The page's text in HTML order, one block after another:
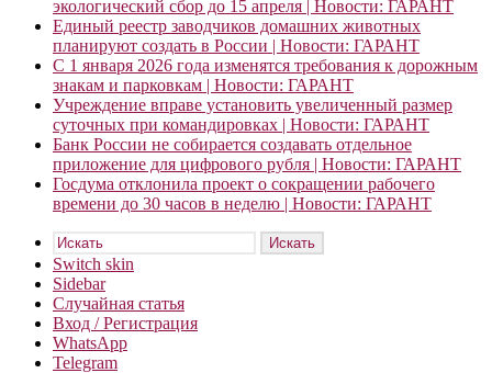
экологический сбор до 15 апреля | Новости: ГАРАНТ
Единый реестр заводчиков домашних животных
планируют создать в России | Новости: ГАРАНТ
С 1 января 2026 года изменятся требования к дорожным
знакам и парковкам | Новости: ГАРАНТ
Учреждение вправе установить увеличенный размер
суточных при командировках | Новости: ГАРАНТ
Банк России не собирается создавать отдельное
приложение для цифрового рубля | Новости: ГАРАНТ
Госдума отклонила проект о сокращении рабочего
времени до 30 часов в неделю | Новости: ГАРАНТ
Искать
Switch skin
Sidebar
Случайная статья
Вход / Регистрация
WhatsApp
Telegram